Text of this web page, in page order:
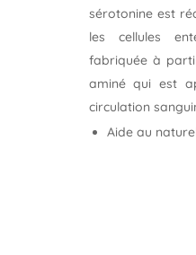
sérotonine est
les cellules
fabriquée à
aminé qui est
circulation
Aide au